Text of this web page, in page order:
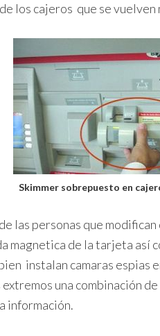
los cajeros que se
Skimmer sobrepuesto en
las personas que
magnetica de la tarjeta así
instalan camaras espias
una combinación
información.